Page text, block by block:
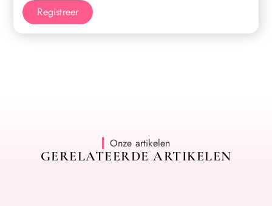
Registreer
Onze artikelen
GERELATEERDE ARTIKELEN